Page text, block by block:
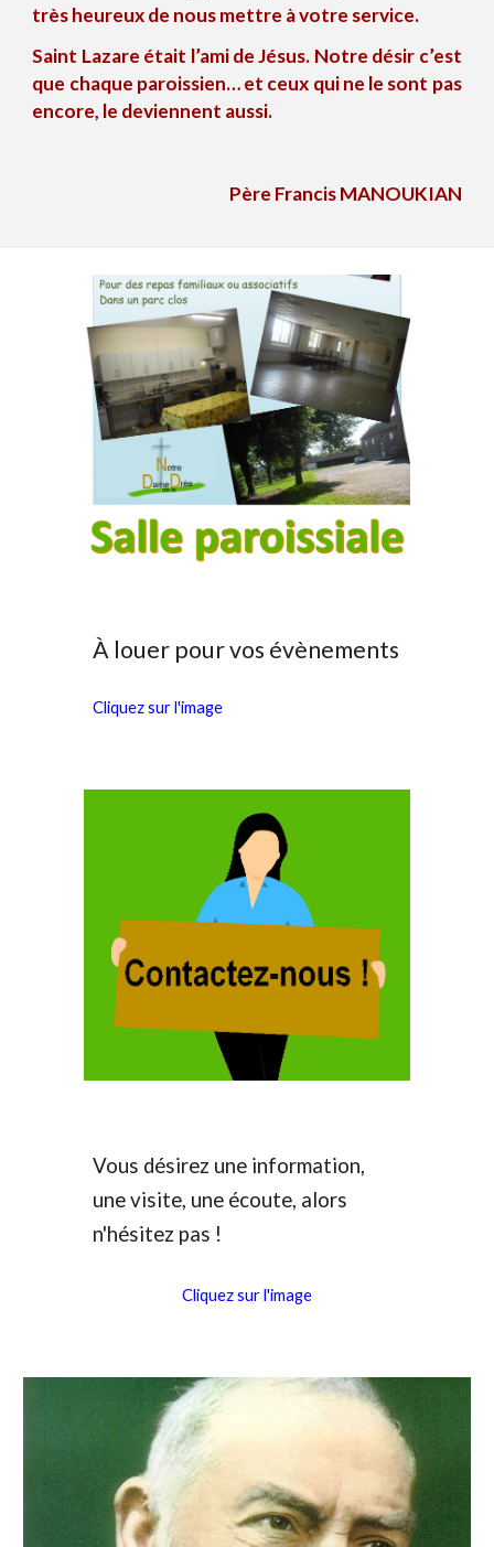
très heureux de nous mettre à votre service.
Saint Lazare était l’ami de Jésus. Notre désir c’est
que chaque paroissien… et ceux qui ne le sont pas
encore, le deviennent aussi.
Père Francis MANOUKIAN
À louer pour vos évènements
Cliquez sur l'image
Vous désirez une information,
une visite, une écoute, alors
n'hésitez pas !
Cliquez sur l'image